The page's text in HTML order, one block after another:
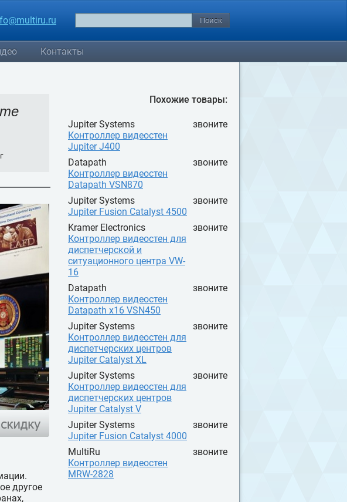
Контакты
другое
Похожие товары:
Jupiter Systems
Контроллер видеостен
Jupiter J400
звоните
Datapath
Контроллер видеостен
Datapath VSN870
звоните
Jupiter Systems
Jupiter Fusion Catalyst 4500
звоните
Kramer Electronics
Контроллер видеостен для
диспетчерской и
ситуационного центра VW-
16
звоните
Datapath
Контроллер видеостен
Datapath х16 VSN450
звоните
Jupiter Systems
Контроллер видеостен для
диспетчерских центров
Jupiter Catalyst XL
звоните
Jupiter Systems
Контроллер видеостен для
диспетчерских центров
Jupiter Catalyst V
звоните
Jupiter Systems
Jupiter Fusion Catalyst 4000
звоните
MultiRu
Контроллер видеостен
MRW-2828
звоните